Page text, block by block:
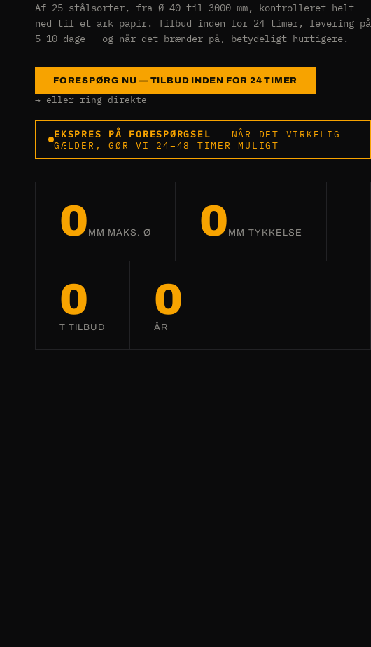
Af 25 stålsorter, fra Ø 40 til 3000 mm, kontrolleret helt
ned til et ark papir. Tilbud inden for 24 timer, levering på
5–10 dage — og når det brænder på, betydeligt hurtigere.
FORESPØRG NU — TILBUD INDEN FOR 24 TIMER
→ eller ring direkte
EKSPRES PÅ FORESPØRGSEL — NÅR DET VIRKELIG
GÆLDER, GØR VI 24–48 TIMER MULIGT
0 MM MAKS. Ø 0 MM TYKKELSE
0
T TILBUD
0
ÅR